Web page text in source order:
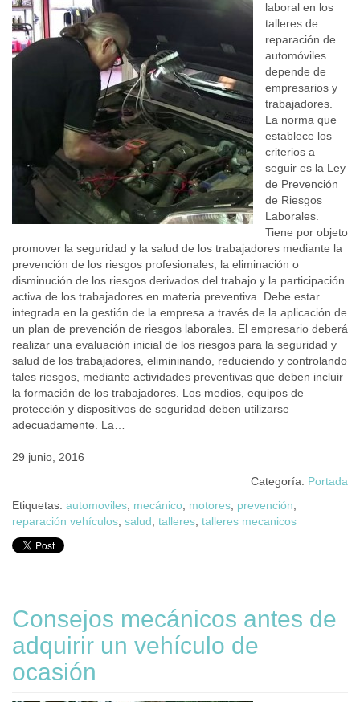
laboral en los
talleres de
reparación de
automóviles
depende de
empresarios y
trabajadores.
La norma que
establece los
criterios a
seguir es la Ley
de Prevención
de Riesgos
Laborales.
Tiene por objeto
promover la seguridad y la salud de los trabajadores mediante la
prevención de los riesgos profesionales, la eliminación o
disminución de los riesgos derivados del trabajo y la participación
activa de los trabajadores en materia preventiva. Debe estar
integrada en la gestión de la empresa a través de la aplicación de
un plan de prevención de riesgos laborales. El empresario deberá
realizar una evaluación inicial de los riesgos para la seguridad y
salud de los trabajadores, elimininando, reduciendo y controlando
tales riesgos, mediante actividades preventivas que deben incluir
la formación de los trabajadores. Los medios, equipos de
protección y dispositivos de seguridad deben utilizarse
adecuadamente. La…
29 junio, 2016
Categoría: Portada
Etiquetas: automoviles mecánico motores prevención
reparación vehículos salud talleres talleres mecanicos
Consejos mecánicos antes de
adquirir un vehículo de
ocasión